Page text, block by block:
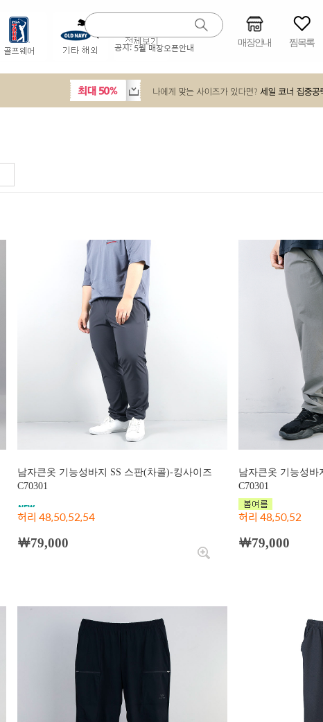
공지:5월 매장오픈안내 매장안내 찜목록
남자큰옷 기능성바지 SS 스판(차콜)-킹사이즈
C70301
허리 48,50,52,54
￦79,000
남자큰옷 기능성바
C70301
허리 48,50,52
￦79,000